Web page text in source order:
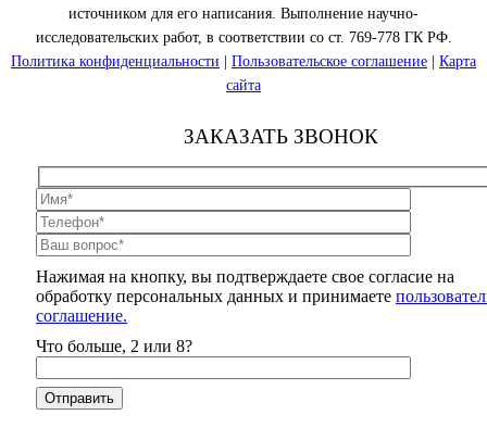
источником для его написания. Выполнение научно-
исследовательских работ, в соответствии со ст. 769-778 ГК РФ.
Политика конфиденциальности
Пользовательское соглашение
Карта
сайта
ЗАКАЗАТЬ ЗВОНОК
Нажимая на кнопку, вы подтверждаете свое согласие на
обработку персональных данных и принимаете
соглашение.
Что больше, 2 или 8?